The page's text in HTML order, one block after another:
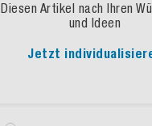
Diesen Artikel nach Ihren
und Ideen
Jetzt